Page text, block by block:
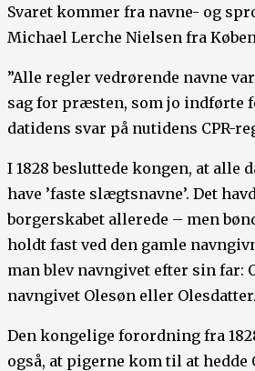
Svaret kommer fra navne- og
Michael Lerche Nielsen fra
”Alle regler vedrørende navne
sag for præsten, som jo indførte
datidens svar på nutidens CPR-
I 1828 besluttede kongen, at alle
have ’faste slægtsnavne’. Det
borgerskabet allerede – men
holdt fast ved den gamle
man blev navngivet efter sin far:
navngivet Olesøn eller Olesdatter.
Den kongelige forordning fra
også, at pigerne kom til at hedde